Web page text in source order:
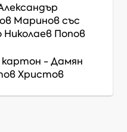
Мариновсъс
Попов
-Дамян
Христов